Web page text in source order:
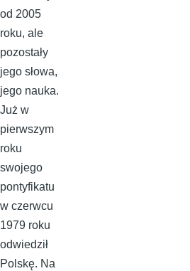
od 2005
roku, ale
pozostały
jego słowa,
jego nauka.
Już w
pierwszym
roku
swojego
pontyfikatu
w czerwcu
1979 roku
odwiedził
Polskę. Na